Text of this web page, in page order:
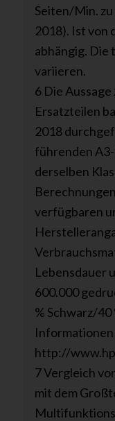
Seiten/Min.
2018). Ist von
abhängig. Die
variieren.
6 Die
Ersatzteilen
2018
führenden
derselben
verfügbaren
Lebensdauer
600.000
% Schwarz/
http://
7 Vergleich
mit dem